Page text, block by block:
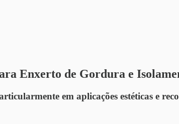
Enxerto de Gordura e
em aplicações estéticas e